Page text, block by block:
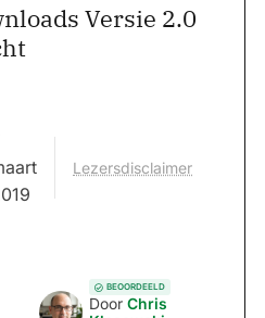
Versie 2.0
Lezersdisclaimer
BEOORDEELD
Door Chris